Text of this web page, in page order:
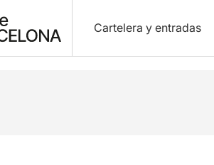
Cartelera y entradas